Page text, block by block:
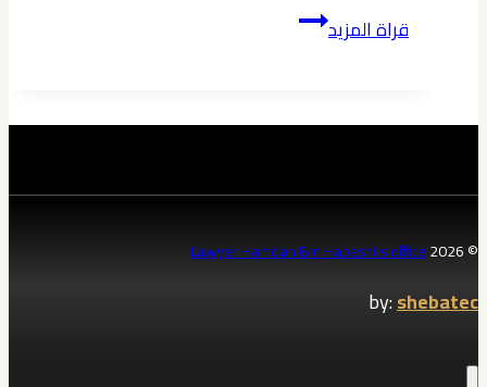
قراة المزيدكيف
استشارات
السعودية
© 2026
Lawyer Hamdan Bin Habashi’s office
by:shebatec